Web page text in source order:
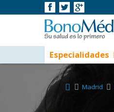
Madrid
Especialidades